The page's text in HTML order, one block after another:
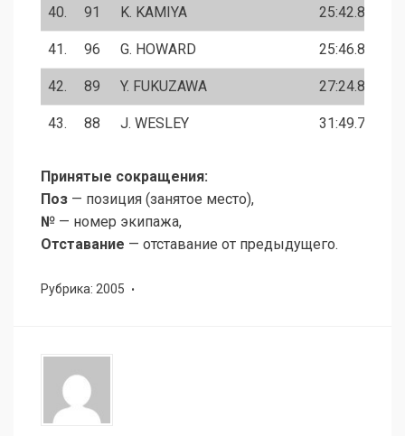
40. 91 K. KAMIYA 25:42.8
41. 96 G. HOWARD 25:46.8
42. 89 Y. FUKUZAWA 27:24.8
43. 88 J. WESLEY 31:49.7
Принятые сокращения:
Поз — позиция (занятое место),
№ — номер экипажа,
Отставание — отставание от предыдущего.
Рубрика: 2005